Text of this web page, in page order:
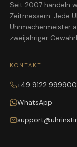
Seit 2007 handeln
Zeitmessern. Jede
Uhrmachermeister
zweijähriger
KONTAKT
+49 9122
WhatsApp